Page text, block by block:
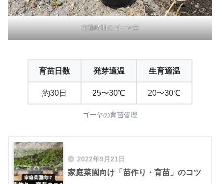
定植時期のゴーヤ苗
育苗日数 発芽適温 生育適温
約30日 25〜30℃ 20〜30℃
ゴーヤの育苗管理
2022年9月21日
家庭菜園向け「苗作り・育苗」のコツ